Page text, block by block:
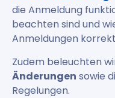
die Anmeldung
beachten sind und
Anmeldungen
Zudem beleuchten
Änderungen sowie
Regelungen.